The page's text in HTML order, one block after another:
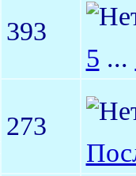
393
5 ...
273